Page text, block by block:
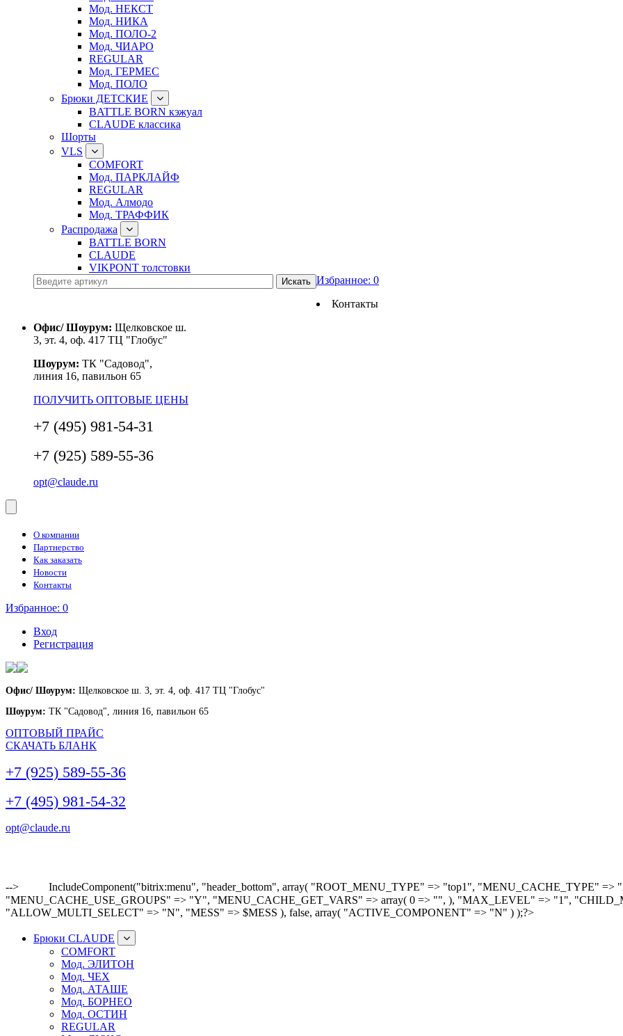
Мод. НЕКСТ
Мод. НИКА
Мод. ПОЛО-2
Мод. ЧИАРО
REGULAR
Мод. ГЕРМЕС
Мод. ПОЛО
Брюки ДЕТСКИЕ
BATTLE BORN кэжуал
CLAUDE классика
Шорты
VLS
COMFORT
Мод. ПАРКЛАЙФ
REGULAR
Мод. Алмодо
Мод. ТРАФФИК
Распродажа
BATTLE BORN
CLAUDE
VIKPONT толстовки
Избранное: 0
Контакты
Офис/ Шоурум: Щелковское ш.
3, эт. 4, оф. 417 ТЦ "Глобус"
Шоурум: ТК "Садовод",
линия 16, павильон 65
ПОЛУЧИТЬ ОПТОВЫЕ ЦЕНЫ
+7 (495) 981-54-31
+7 (925) 589-55-36
opt@claude.ru
О компании
Партнерство
Как заказать
Новости
Контакты
Избранное: 0
Вход
Регистрация
Офис/ Шоурум: Щелковское ш. 3, эт. 4, оф. 417 ТЦ "Глобус"
Шоурум: ТК "Садовод", линия 16, павильон 65
ОПТОВЫЙ ПРАЙС
СКАЧАТЬ БЛАНК
+7 (925) 589-55-36
+7 (495) 981-54-32
opt@claude.ru
-->
IncludeComponent("bitrix:menu", "header_bottom", array( "ROOT_MENU_TYPE" => "top1", "MENU_CACHE_TYPE"
"MENU_CACHE_USE_GROUPS" => "Y", "MENU_CACHE_GET_VARS" => array( 0 => "", ), "MAX_LEVEL" => "1",
"ALLOW_MULTI_SELECT" => "N", "MESS" => $MESS ), false, array( "ACTIVE_COMPONENT" => "N" ) );?>
Брюки CLAUDE
COMFORT
Мод. ЭЛИТОН
Мод. ЧЕХ
Мод. АТАШЕ
Мод. БОРНЕО
Мод. ОСТИН
REGULAR